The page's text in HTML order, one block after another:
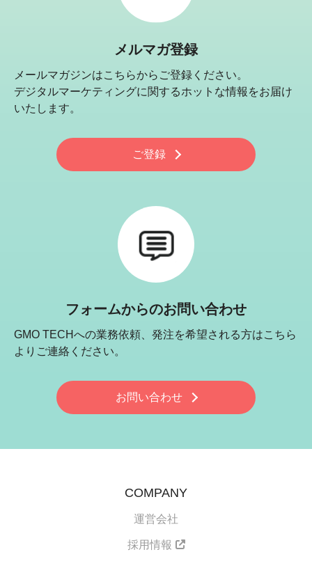
メルマガ登録
メールマガジンはこちらからご登録ください。
デジタルマーケティングに関するホットな情報をお届け
いたします。
ご登録
フォームからのお問い合わせ
GMO TECHへの業務依頼、発注を希望される方はこちら
よりご連絡ください。
お問い合わせ
COMPANY
運営会社
採用情報